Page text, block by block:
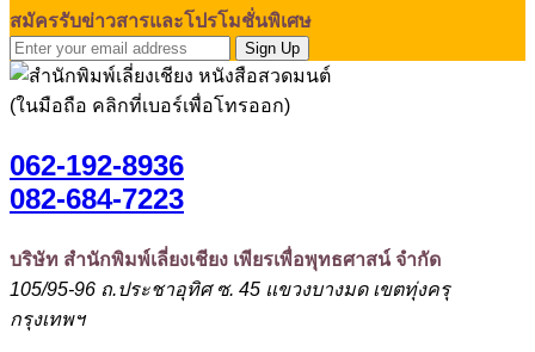
สมัครรับข่าวสารและโปรโมชั่นพิเศษ
Sign Up
(ในมือถือ คลิกที่เบอร์เพื่อโทรออก)
062-192-8936
082-684-7223
บริษัท สำนักพิมพ์เลี่ยงเชียง เพียรเพื่อพุทธศาสน์ จำกัด
105/95-96 ถ.ประชาอุทิศ ซ. 45 แขวงบางมด เขตทุ่งครุ
กรุงเทพฯ